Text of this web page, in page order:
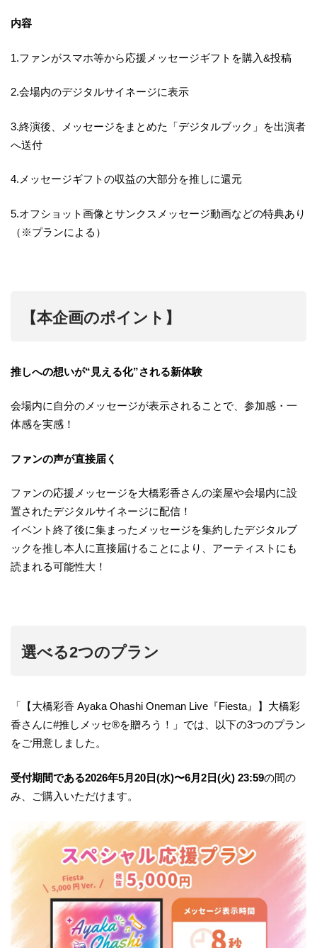
内容
1.ファンがスマホ等から応援メッセージギフトを購入&投稿
2.会場内のデジタルサイネージに表示
3.終演後、メッセージをまとめた「デジタルブック」を出演者
へ送付
4.メッセージギフトの収益の大部分を推しに還元
5.オフショット画像とサンクスメッセージ動画などの特典あり
（※プランによる）
【本企画のポイント】
推しへの想いが“見える化”される新体験
会場内に自分のメッセージが表示されることで、参加感・一
体感を実感！
ファンの声が直接届く
ファンの応援メッセージを大橋彩香さんの楽屋や会場内に設
置されたデジタルサイネージに配信！
イベント終了後に集まったメッセージを集約したデジタルブ
ックを推し本人に直接届けることにより、アーティストにも
読まれる可能性大！
選べる2つのプラン
「【大橋彩香 Ayaka Ohashi Oneman Live『Fiesta』】大橋彩
香さんに#推しメッセ®︎を贈ろう！」では、以下の3つのプラン
をご用意しました。
受付期間である2026年5月20日(水)〜6月2日(火) 23:59の間の
み、ご購入いただけます。